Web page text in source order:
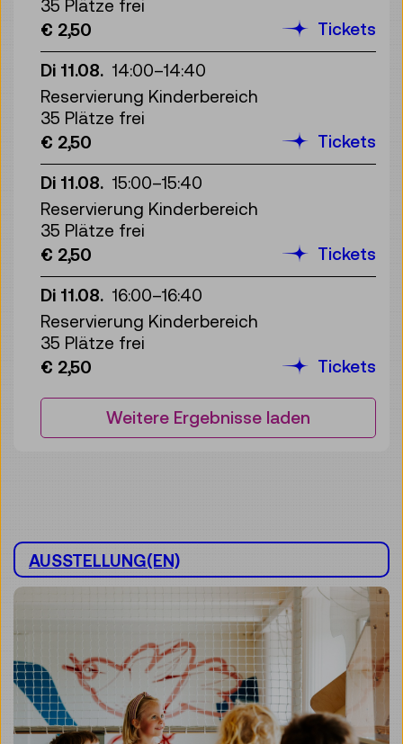
35 Plätze frei
€ 2,50
Tickets
Di 11.08. 14:00–14:40
Reservierung Kinderbereich
35 Plätze frei
€ 2,50
Tickets
Di 11.08. 15:00–15:40
Reservierung Kinderbereich
35 Plätze frei
€ 2,50
Tickets
Di 11.08. 16:00–16:40
Reservierung Kinderbereich
35 Plätze frei
€ 2,50
Tickets
Weitere Ergebnisse laden
AUSSTELLUNG(EN)